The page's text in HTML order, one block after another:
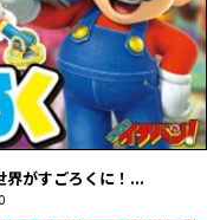
界がすごろくに！...